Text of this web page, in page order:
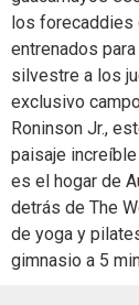
los forecaddies
entrenados
silvestre a los
exclusivo
Roninson Jr.,
paisaje
es el hogar de
detrás de The
de yoga y
gimnasio a 5